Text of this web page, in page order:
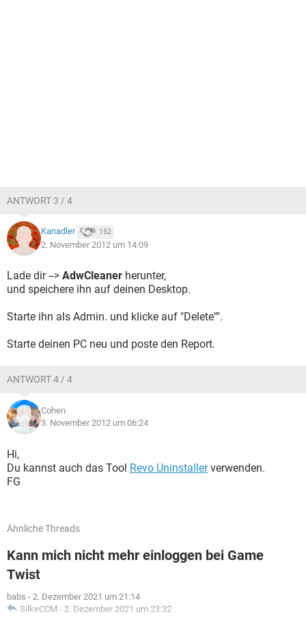
ANTWORT 3 / 4
Kanadler 152
2. November 2012 um 14:09
Lade dir --> AdwCleaner herunter,
und speichere ihn auf deinen Desktop.
Starte ihn als Admin. und klicke auf "Delete"".
Starte deinen PC neu und poste den Report.
ANTWORT 4 / 4
Cohen
3. November 2012 um 06:24
Hi,
Du kannst auch das Tool Revo Uninstallerverwenden.
FG
Ähnliche Threads
Kann mich nicht mehr einloggen bei Game
Twist
babs - 2. Dezember 2021 um 21:14
SilkeCCM - 2. Dezember 2021 um 23:32